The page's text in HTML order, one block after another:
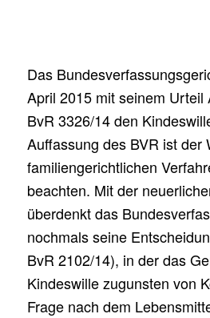
Das
April 2015 mit seinem Urteil
BvR 3326/14 den
Auffassung des BVR ist der
familiengerichtlichen
beachten. Mit der
überdenkt das
nochmals seine
BvR 2102/14), in der das
Kindeswille zugunsten von
Frage nach dem